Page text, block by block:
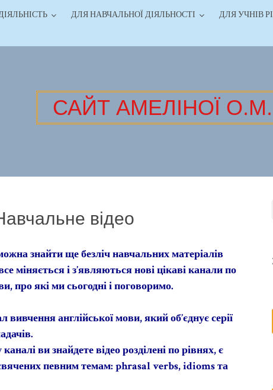
ДЛЯ НАВЧАЛЬНОЇ ДІЯЛЬНОСТІ
ДЛЯ УЧНІВ
САЙТ АМЕЛІНОЇ О.М.
відео
знайти ще безліч навчальних матеріалів
міняється і з’являються нові цікаві канали по
про які ми сьогодні і поговоримо.
вивчення англійської мови, який об’єднує серії
ви знайдете відео розділені по рівнях, є
певним темам: phrasal verbs, idioms та